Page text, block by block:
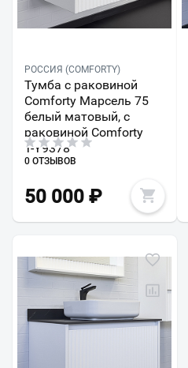
РОССИЯ (COMFORTY)
Тумба с раковиной
Comforty Марсель 75
белый матовый, c
раковиной Comforty
T-Y9378
0 ОТЗЫВОВ
50 000 ₽